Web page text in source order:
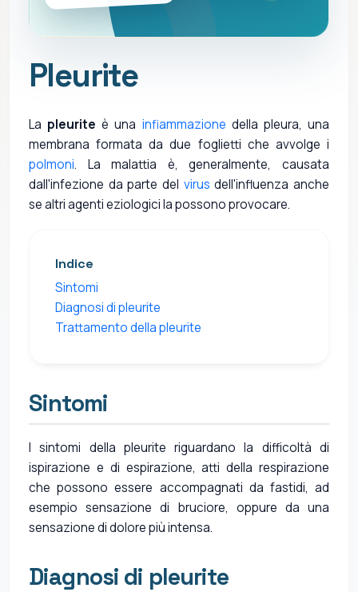
Pleurite
La pleurite è una infiammazione della pleura, una
membrana formata da due foglietti che avvolge i
polmoni. La malattia è, generalmente, causata
dall'infezione da parte del virus dell'influenza anche
se altri agenti eziologici la possono provocare.
Indice
Sintomi
Diagnosi di pleurite
Trattamento della pleurite
Sintomi
I sintomi della pleurite riguardano la difficoltà di
ispirazione e di espirazione, atti della respirazione
che possono essere accompagnati da fastidi, ad
esempio sensazione di bruciore, oppure da una
sensazione di dolore più intensa.
Diagnosi di pleurite